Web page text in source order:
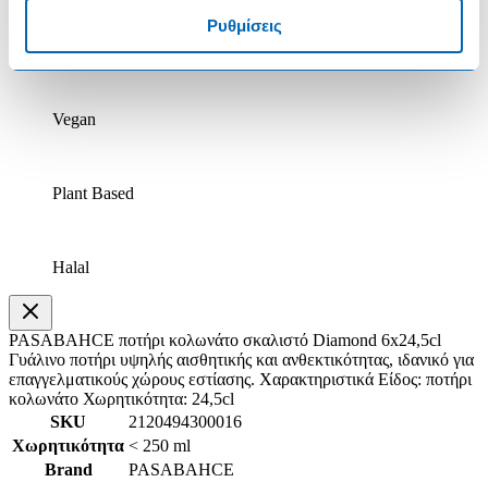
Ρυθμίσεις
Vegan
Plant Based
Halal
PASABAHCE ποτήρι κολωνάτο σκαλιστό Diamond 6x24,5cl
Γυάλινο ποτήρι υψηλής αισθητικής και ανθεκτικότητας, ιδανικό για
επαγγελματικούς χώρους εστίασης. Χαρακτηριστικά Είδος: ποτήρι
κολωνάτο Χωρητικότητα: 24,5cl
SKU
2120494300016
Χωρητικότητα < 250 ml
Brand
PASABAHCE